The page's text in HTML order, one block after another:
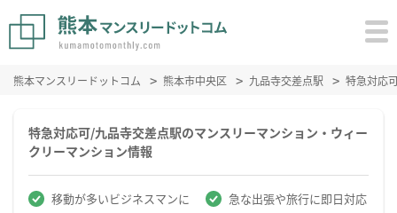
熊本マンスリードットコム 熊本市中央区 九品寺交差点駅 特急対応
特急対応可/九品寺交差点駅のマンスリーマンション・ウィー
クリーマンション情報
移動が多いビジネスマンに 急な出張や旅行に即日対応